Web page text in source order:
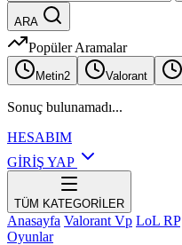
ARA
Popüler Aramalar
Metin2 Valorant
Sonuç bulunamadı...
HESABIM
GİRİŞ YAP
TÜM KATEGORİLER
Anasayfa Valorant Vp LoL RP
Oyunlar